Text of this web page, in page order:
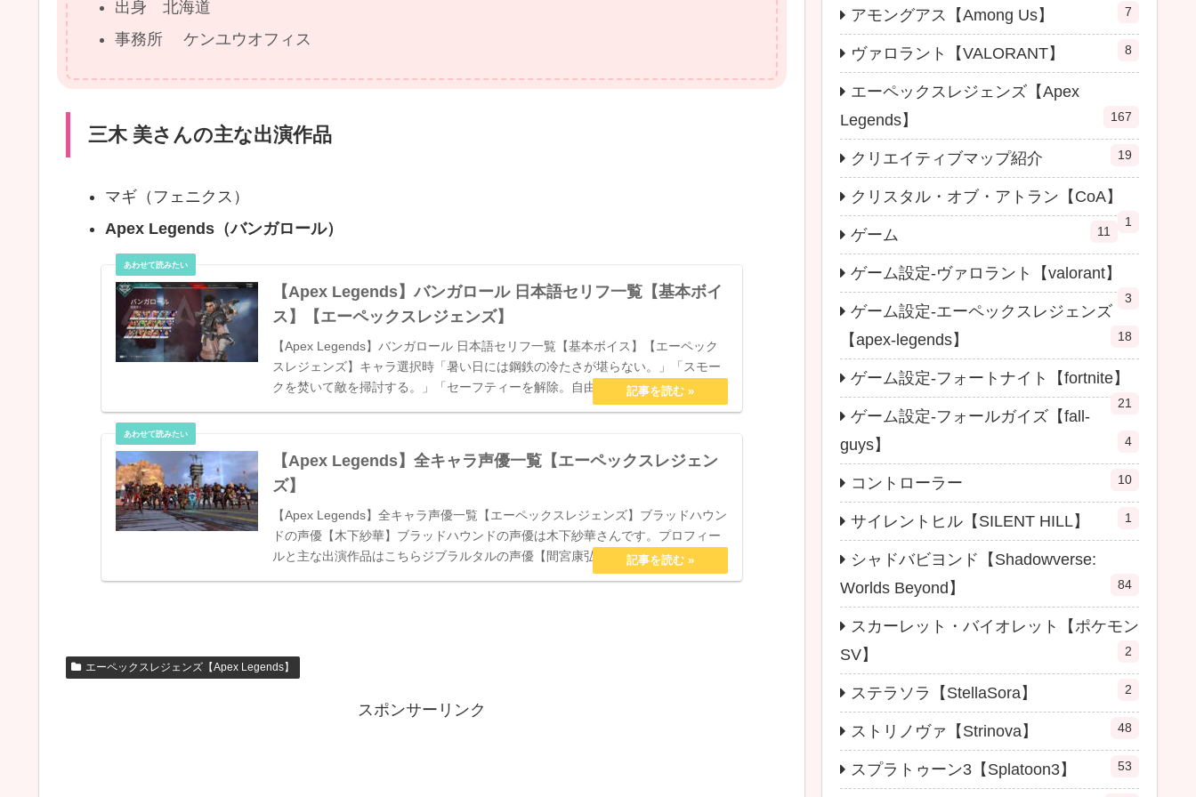
出身 北海道
事務所 ケンユウオフィス
三木 美さんの主な出演作品
マギ（フェニクス）
Apex Legends（バンガロール）
【Apex Legends】バンガロール 日本語セリフ一覧【基本ボイ
ス】【エーペックスレジェンズ】
【Apex Legends】バンガロール 日本語セリフ一覧【基本ボイス】【エーペック
スレジェンズ】キャラ選択時「暑い日には鋼鉄の冷たさが堪らない。」「スモー
クを焚いて敵を掃討する。」「セーフティーを解除。自由に撃て。」「楽しむた
【Apex Legends】全キャラ声優一覧【エーペックスレジェン
ズ】
【Apex Legends】全キャラ声優一覧【エーペックスレジェンズ】ブラッドハウン
ドの声優【木下紗華】ブラッドハウンドの声優は木下紗華さんです。プロフィー
ルと主な出演作品はこちらジブラルタルの声優【間宮康弘】ジブラルタルの声優
エーペックスレジェンズ【Apex Legends】
スポンサーリンク
アモングアス【Among Us】 7
ヴァロラント【VALORANT】 8
エーペックスレジェンズ【Apex
Legends】
167
クリエイティブマップ紹介 19
クリスタル・オブ・アトラン【CoA】
1
ゲーム 11
ゲーム設定-ヴァロラント【valorant】
3
ゲーム設定-エーペックスレジェンズ
【apex-legends】
18
ゲーム設定-フォートナイト【fortnite】
21
ゲーム設定-フォールガイズ【fall-
guys】
4
コントローラー 10
サイレントヒル【SILENT HILL】 1
シャドバビヨンド【Shadowverse:
Worlds Beyond】
84
スカーレット・バイオレット【ポケモン
SV】
2
ステラソラ【StellaSora】 2
ストリノヴァ【Strinova】 48
スプラトゥーン3【Splatoon3】 53